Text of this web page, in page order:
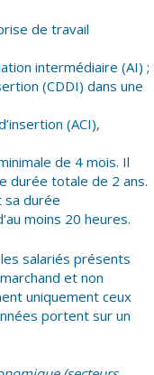
de travail
intermédiaire (AI) ;
(CDDI) dans une
(ACI),
de 4 mois. Il
durée totale de 2 ans.
durée
moins 20 heures.
salariés présents
et non
uniquement ceux
portent sur un